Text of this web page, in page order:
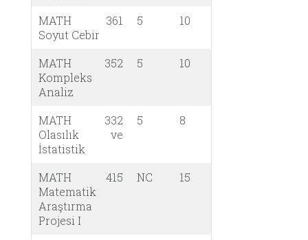
MATH 361
Soyut Cebir
5 10
MATH 352
Kompleks
Analiz
5 10
MATH 332
Olasılık ve
İstatistik
5 8
MATH 415
Matematik
Araştırma
Projesi I
NC 15